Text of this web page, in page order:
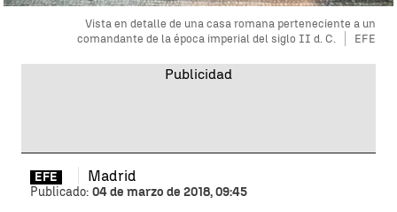
Vista en detalle de una casa romana perteneciente a un
comandante de la época imperial del siglo II d. C.
EFE
EFE Madrid
Publicado: 04 de marzo de 2018, 09:45